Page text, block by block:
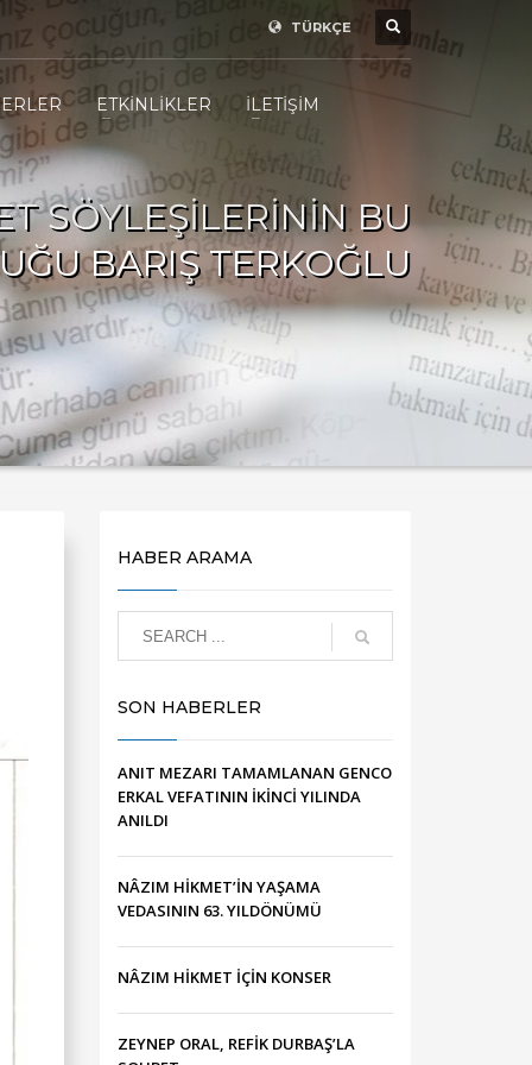
TÜRKÇE
ETKİNLİKLER İLETİŞİM
SÖYLEŞİLERİNİN BU
BARIŞ TERKOĞLU
HABER ARAMA
SON HABERLER
ANIT MEZARI TAMAMLANAN GENCO
ERKAL VEFATININ İKİNCİ YILINDA
ANILDI
NÂZIM HİKMET’İN YAŞAMA
VEDASININ 63. YILDÖNÜMÜ
NÂZIM HİKMET İÇİN KONSER
ZEYNEP ORAL, REFİK DURBAŞ’LA